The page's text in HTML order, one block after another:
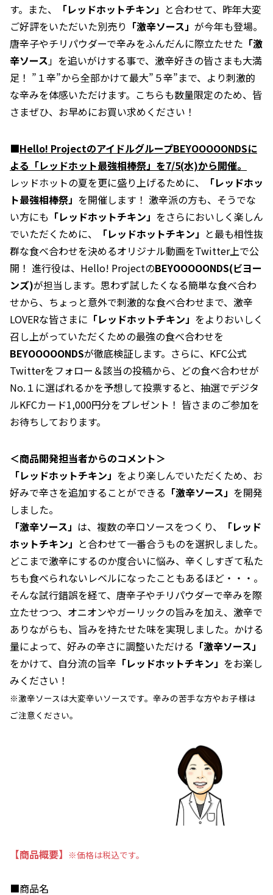
す。また、
「レッドホットチキン」 と合わせて、昨年大変
ご好評をいただいた別売り 「激辛ソース」 が今年も登場。
唐辛子やチリパウダーで辛みをふんだんに際立たせた 「激
辛ソース 」を追いがけする事で、激辛好きの皆さまも大満
足！ ”１辛”から全部かけて最大”５辛”まで、より刺激的
な辛みを体感いただけます。こちらも数量限定のため、皆
さまぜひ、お早めにお買い求めください！
■Hello! ProjectのアイドルグループBEYOOOOONDSに
よる「レッドホット最強相棒祭」を7/5(水)から開催。
レッドホットの夏を更に盛り上げるために、
「レッドホッ
ト最強相棒祭」 を開催します！ 激辛派の方も、そうでな
い方にも 「レッドホットチキン」 をさらにおいしく楽しん
でいただくために、
「レッドホットチキン」 と最も相性抜
群な食べ合わせを決めるオリジナル動画をTwitter上で公
開！ 進行役は、Hello! ProjectのBEYOOOOONDS(ビヨー
ンズ)が担当します。思わず試したくなる簡単な食べ合わ
せから、ちょっと意外で刺激的な食べ合わせまで、激辛
LOVERな皆さまに 「レッドホットチキン」 をよりおいしく
召し上がっていただくための最強の食べ合わせを
BEYOOOOONDSが徹底検証します。さらに、KFC公式
Twitterをフォロー＆該当の投稿から、どの食べ合わせが
No.１に選ばれるかを予想して投票すると、抽選でデジタ
ルKFCカード1,000円分をプレゼント！ 皆さまのご参加を
お待ちしております。
＜商品開発担当者からのコメント＞
「レッドホットチキン」 をより楽しんでいただくため、お
好みで辛さを追加することができる 「激辛ソース」 を開発
しました。
「激辛ソース」 は、複数の辛口ソースをつくり、
「レッド
ホットチキン」 と合わせて一番合うものを選択しました。
どこまで激辛にするのか度合いに悩み、辛くしすぎて私た
ちも食べられないレベルになったこともあるほど・・・。
そんな試行錯誤を経て、唐辛子やチリパウダーで辛みを際
立たせつつ、オニオンやガーリックの旨みを加え、激辛で
ありながらも、旨みを持たせた味を実現しました。かける
量によって、好みの辛さに調整いただける 「激辛ソース」
をかけて、自分流の旨辛 「レッドホットチキン」 をお楽し
みください！
※激辛ソースは大変辛いソースです。辛みの苦手な方やお子様は
ご注意ください。
【商品概要】 ※価格は税込です。
■商品名